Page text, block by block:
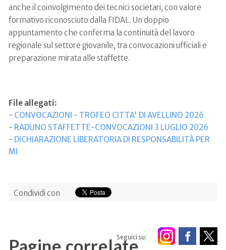
anche il coinvolgimento dei tecnici societari, con valore
formativo riconosciuto dalla FIDAL. Un doppio
appuntamento che conferma la continuità del lavoro
regionale sul settore giovanile, tra convocazioni ufficiali e
preparazione mirata alle staffette.
File allegati:
- CONVOCAZIONI - TROFEO CITTA' DI AVELLINO 2026
- RADUNO STAFFETTE-CONVOCAZIONI 3 LUGLIO 2026
- DICHIARAZIONE LIBERATORIA DI RESPONSABILITÀ PER
MI
Condividi con
Seguici su:
Pagine correlate